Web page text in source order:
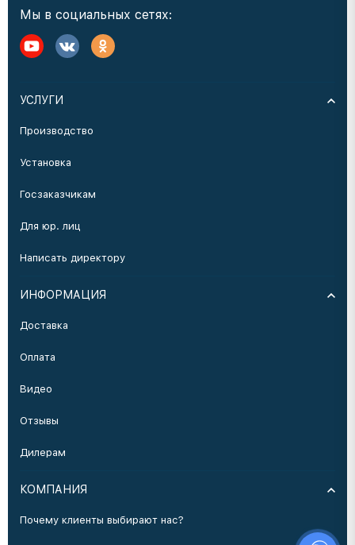
Мы в социальных сетях:
УСЛУГИ
Производство
Установка
Госзаказчикам
Для юр. лиц
Написать директору
ИНФОРМАЦИЯ
Доставка
Оплата
Видео
Отзывы
Дилерам
КОМПАНИЯ
Почему клиенты выбирают нас?